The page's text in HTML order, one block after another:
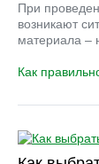
При
возникают
материала –
Как